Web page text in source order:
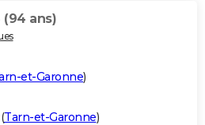
(94 ans)
et-Garonne)
(Tarn-et-Garonne)